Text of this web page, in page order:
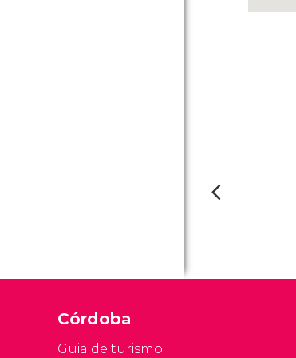
Córdoba
Guia de turismo